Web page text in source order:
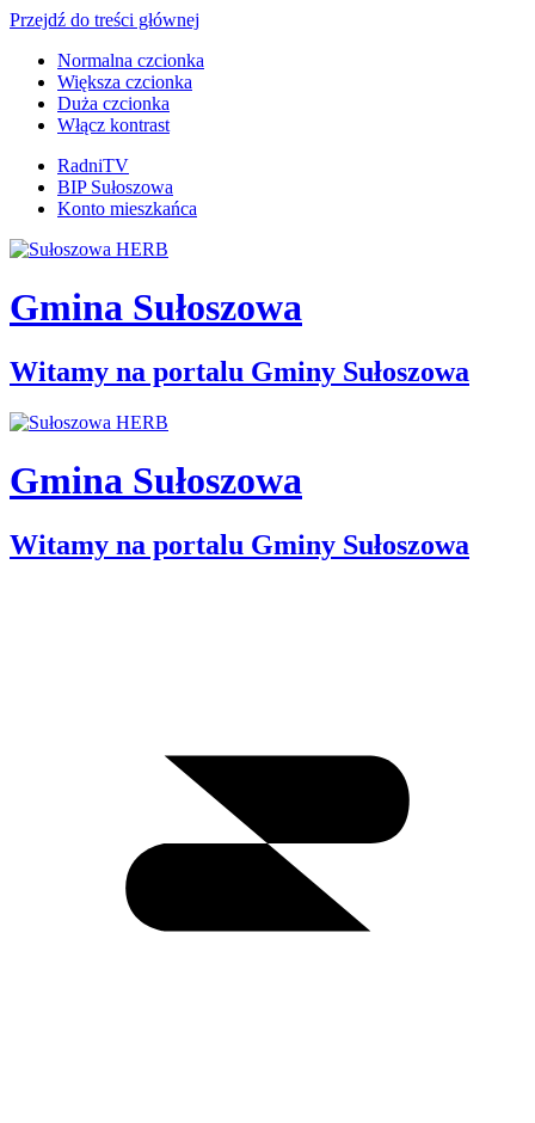
Przejdź do treści głównej
Normalna czcionka
Większa czcionka
Duża czcionka
Włącz kontrast
RadniTV
BIP Sułoszowa
Konto mieszkańca
Gmina Sułoszowa
Witamy na portalu Gminy Sułoszowa
Gmina Sułoszowa
Witamy na portalu Gminy Sułoszowa